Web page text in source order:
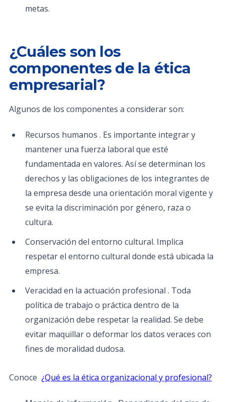
metas.
¿Cuáles son los
componentes de la ética
empresarial?
Algunos de los componentes a considerar son:
Recursos humanos . Es importante integrar y
mantener una fuerza laboral que esté
fundamentada en valores. Así se determinan los
derechos y las obligaciones de los integrantes de
la empresa desde una orientación moral vigente y
se evita la discriminación por género, raza o
cultura.
Conservación del entorno cultural. Implica
respetar el entorno cultural donde está ubicada la
empresa.
Veracidad en la actuación profesional . Toda
política de trabajo o práctica dentro de la
organización debe respetar la realidad. Se debe
evitar maquillar o deformar los datos veraces con
fines de moralidad dudosa.
Conoce ¿Qué es la ética organizacional y profesional?